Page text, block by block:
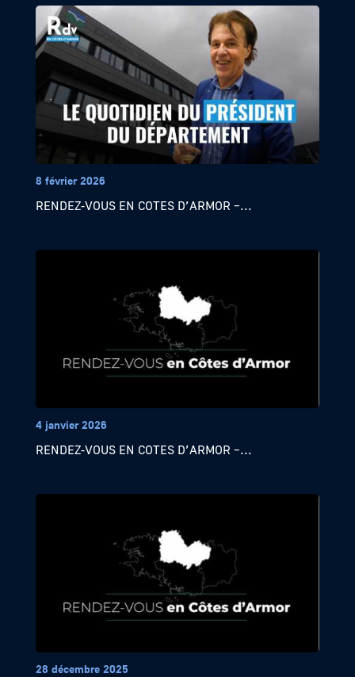
8 février 2026
RENDEZ-VOUS EN COTES D’ARMOR –...
4 janvier 2026
RENDEZ-VOUS EN COTES D’ARMOR –...
28 décembre 2025